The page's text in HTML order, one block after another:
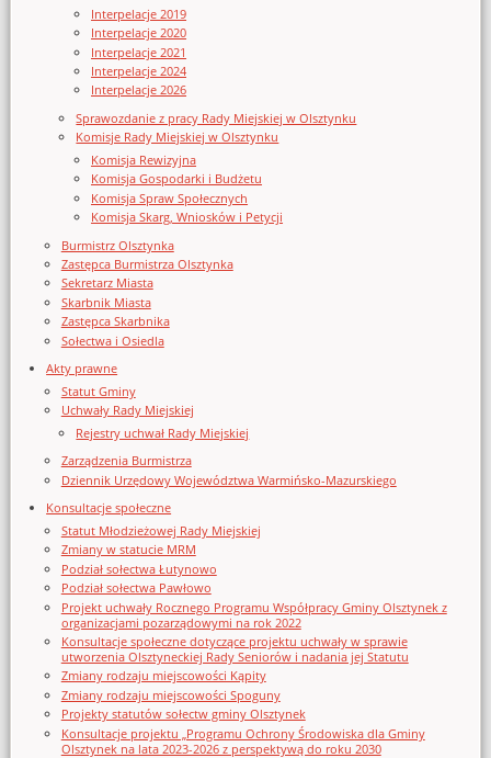
Interpelacje 2019
Interpelacje 2020
Interpelacje 2021
Interpelacje 2024
Interpelacje 2026
Sprawozdanie z pracy Rady Miejskiej w Olsztynku
Komisje Rady Miejskiej w Olsztynku
Komisja Rewizyjna
Komisja Gospodarki i Budżetu
Komisja Spraw Społecznych
Komisja Skarg, Wniosków i Petycji
Burmistrz Olsztynka
Zastępca Burmistrza Olsztynka
Sekretarz Miasta
Skarbnik Miasta
Zastępca Skarbnika
Sołectwa i Osiedla
Akty prawne
Statut Gminy
Uchwały Rady Miejskiej
Rejestry uchwał Rady Miejskiej
Zarządzenia Burmistrza
Dziennik Urzędowy Województwa Warmińsko-Mazurskiego
Konsultacje społeczne
Statut Młodzieżowej Rady Miejskiej
Zmiany w statucie MRM
Podział sołectwa Łutynowo
Podział sołectwa Pawłowo
Projekt uchwały Rocznego Programu Współpracy Gminy Olsztynek z
organizacjami pozarządowymi na rok 2022
Konsultacje społeczne dotyczące projektu uchwały w sprawie
utworzenia Olsztyneckiej Rady Seniorów i nadania jej Statutu
Zmiany rodzaju miejscowości Kąpity
Zmiany rodzaju miejscowości Spoguny
Projekty statutów sołectw gminy Olsztynek
Konsultacje projektu „Programu Ochrony Środowiska dla Gminy
Olsztynek na lata 2023-2026 z perspektywą do roku 2030